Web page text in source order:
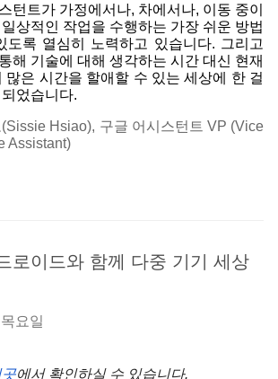
턴트가 가정에서나, 차에서나, 이동 중이
상적인 작업을 수행하는 가장 쉬운 방법
도록 열심히 노력하고 있습니다. 그리고
해 기술에 대해 생각하는 시간 대신 현재
많은 시간을 할애할 수 있는 세상에 한 걸
었습니다.
Hsiao), 구글 어시스턴트 VP (Vice
Assistant)
로이드와 함께 다중 기기 세상
요일
곳에서 확인하실 수 있습니다.